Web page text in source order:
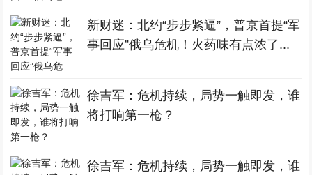
新财迷：北约“步步紧逼”，普京首提“军
事回应”俄乌危机！火药味有点浓了...
徐吉军：危机持续，局势一触即发，谁
将打响第一枪？
徐吉军：危机持续，局势一触即发，谁